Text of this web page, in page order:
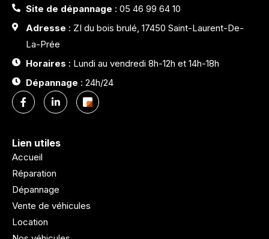
Site de dépannage : 05 46 99 64 10
Adresse : ZI du bois brulé, 17450 Saint-Laurent-De-
La-Prée
Horaires : Lundi au vendredi 8h-12h et 14h-18h
Dépannage : 24h/24
Lien utiles
Accueil
Réparation
Dépannage
Vente de véhicules
Location